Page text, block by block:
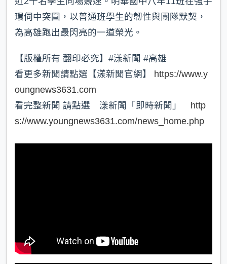
環伺中突圍，以普通班學生的韌性與團隊默契，
為高雄跑出最閃亮的一道榮光。
【版權所有 翻印必究】#漾新聞 #高雄
看更多新聞請點選【漾新聞官網】 https://www.y
oungnews3631.com
看完整新聞 請點選 漾新聞「即時新聞」 http
s://www.youngnews3631.com/news_home.php